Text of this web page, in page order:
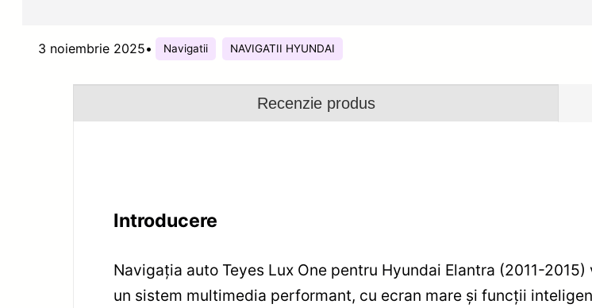
3 noiembrie 2025• Navigatii NAVIGATII HYUNDAI
Recenzie produs
Introducere
Navigația auto Teyes Lux One pentru Hyundai Elantra (2011-
un sistem multimedia performant, cu ecran mare și funcții